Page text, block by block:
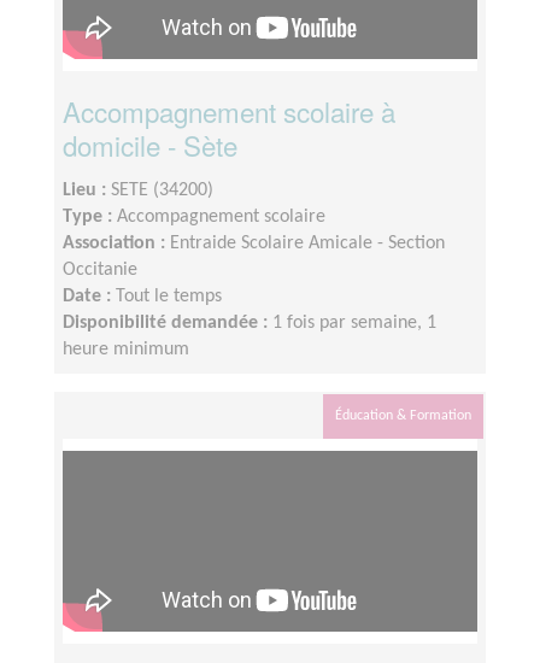
Accompagnement scolaire à
domicile - Sète
Lieu : SETE (34200)
Type : Accompagnement scolaire
Association : Entraide Scolaire Amicale - Section
Occitanie
Date :
Tout le temps
Disponibilité demandée : 1 fois par semaine, 1
heure minimum
Éducation & Formation